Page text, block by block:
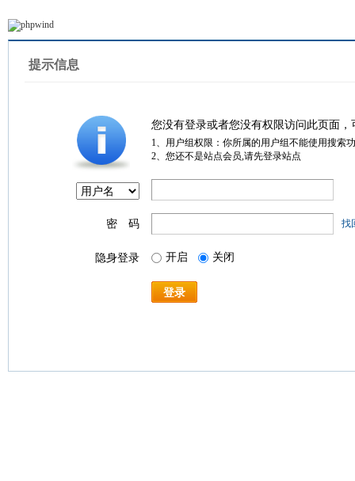
提示信息
您没有登录或者您没有权限访问此页面
1、用户组权限：你所属的用户组不能使用搜索
2、您还不是站点会员,请先登录站点
密 码 找
隐身登录 开启 关闭
登录